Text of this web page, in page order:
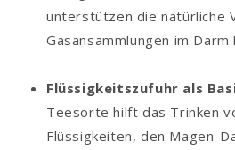
unterstützen die natürliche
Gasansammlungen im Darm
Flüssigkeitszufuhr als
Teesorte hilft das Trinken
Flüssigkeiten, den Magen-